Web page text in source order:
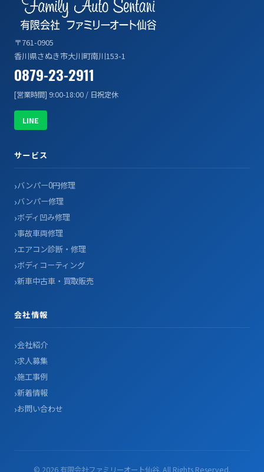
〒761-0905
香川県さぬき市大川町南川153-1
0879-23-2911
[営業時間] 9:00-18:00 / 日祝定休
LINE
サービス
バンパー0円修理
バンパー修理
ボディ凹み修理
事故車両修理
エアコン診断・修理
ボディコーティング
新車中古車・買取販売
会社情報
会社紹介
求人募集
施工事例
新着情報
お問い合わせ
© 2026 有限会社ファミリーオート仙谷. All Rights Reserved.